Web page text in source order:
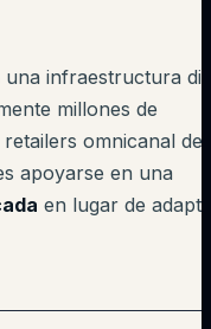
infraestructura
millones de
omnicanal de
apoyarse en una
en lugar de